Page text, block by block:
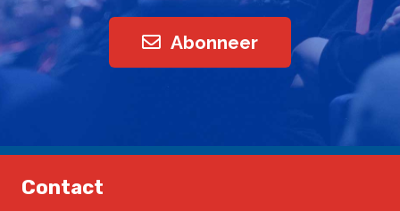
Abonneer
Contact